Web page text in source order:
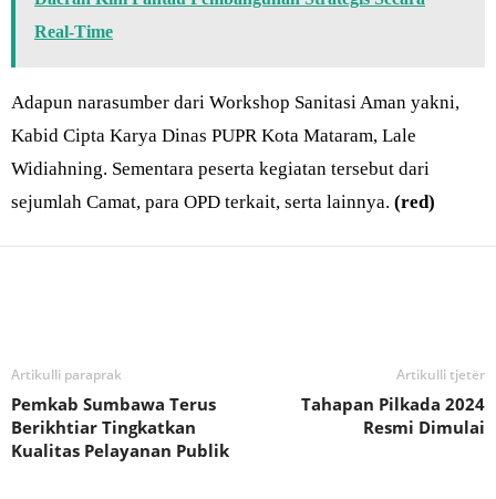
Real-Time
Adapun narasumber dari Workshop Sanitasi Aman yakni,
Kabid Cipta Karya Dinas PUPR Kota Mataram, Lale
Widiahning. Sementara peserta kegiatan tersebut dari
sejumlah Camat, para OPD terkait, serta lainnya. (red)
Artikulli paraprak
Pemkab Sumbawa Terus
Berikhtiar Tingkatkan
Kualitas Pelayanan Publik
Artikulli tjetër
Tahapan Pilkada 2024
Resmi Dimulai